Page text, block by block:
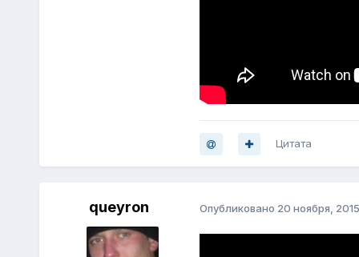
Цитата
queyron Опубликовано 20 ноября, 2015